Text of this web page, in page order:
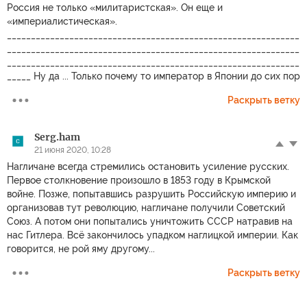
Россия не только «милитаристская». Он еще и
«империалистическая».
_____ Ну да ... Только почему то император в Японии до сих пор
Раскрыть ветку
Serg.ham
21 июня 2020, 10:28
Нагличане всегда стремились остановить усиление русских.
Первое столкновение произошло в 1853 году в Крымской
войне. Позже, попытавшись разрушить Российскую империю и
организовав тут революцию, нагличане получили Советский
Союз. А потом они попытались уничтожить СССР натравив на
нас Гитлера. Всё закончилось упадком наглицкой империи. Как
говорится, не рой яму другому...
Раскрыть ветку